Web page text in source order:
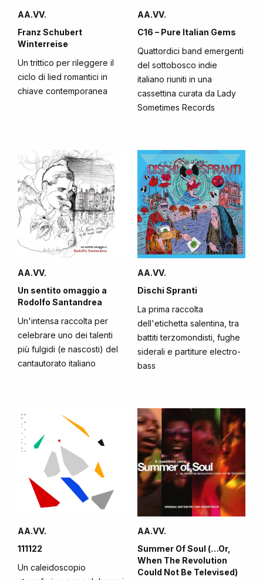
AA.VV.
Franz Schubert
Winterreise
Un trittico per rileggere il
ciclo di lied romantici in
chiave contemporanea
AA.VV.
C16 – Pure Italian Gems
Quattordici band emergenti
del sottobosco indie
italiano riuniti in una
cassettina curata da Lady
Sometimes Records
AA.VV.
Un sentito omaggio a
Rodolfo Santandrea
Un'intensa raccolta per
celebrare uno dei talenti
più fulgidi (e nascosti) del
cantautorato italiano
AA.VV.
Dischi Spranti
La prima raccolta
dell'etichetta salentina, tra
battiti terzomondisti, fughe
siderali e partiture electro-
bass
AA.VV.
111122
Un caleidoscopio
AA.VV.
Summer Of Soul (…Or,
When The Revolution
Could Not Be Televised)